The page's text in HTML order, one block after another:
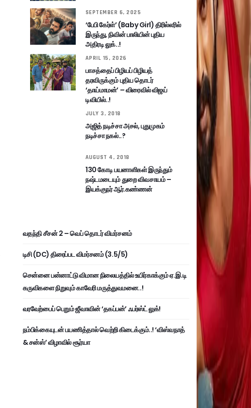
SEPTEMBER 6, 2025
‘பேபி கேர்ள்’ (Baby Girl) திரில்லரில்
இருந்து, நிவின் பாலியின் புதிய
அதிரடி லுக்..!
APRIL 15, 2026
பாசத்தைப் பிழியப் பிழியத்
தரவிருக்கும் புதிய தொடர்
‘தாய்மாமன்’ – விரைவில் விஜய்
டிவியில்..!
JULY 3, 2018
அஜித் நடிச்சா அசல், புதுமுகம்
நடிச்சா நகல்..?
AUGUST 4, 2018
130 கோடி பயனாளிகள் இருந்தும்
நஷ்டமடையும் துறை விவசாயம் –
இயக்குநர் ஆர்.கண்ணன்
வதந்தி சீசன் 2 – வெப் தொடர் விமர்சனம்
டிசி (DC) திரைப்பட விமர்சனம் (3.5/5)
சென்னை பன்னாட்டு விமான நிலையத்தில் உயிர்காக்கும் ஏ.இ.டி
கருவிகளை நிறுவும் காவேரி மருத்துவமனை..!
வரவேற்பைப் பெறும் ஜீவாவின் ‘தகப்பன்’ ஃபர்ஸ்ட் லுக்!
நம்பிக்கையுடன் பயணித்தால் வெற்றி கிடைக்கும்..! ‘விஸ்வநாத்
& சன்ஸ்’ விழாவில் சூர்யா